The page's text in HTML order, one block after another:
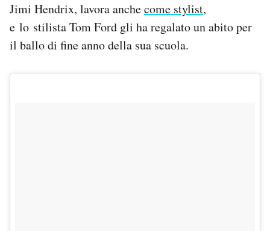
Jimi Hendrix, lavora anchecome stylist,
e lo stilista Tom Ford gli ha regalato un abito per
il ballo di fine anno della sua scuola.